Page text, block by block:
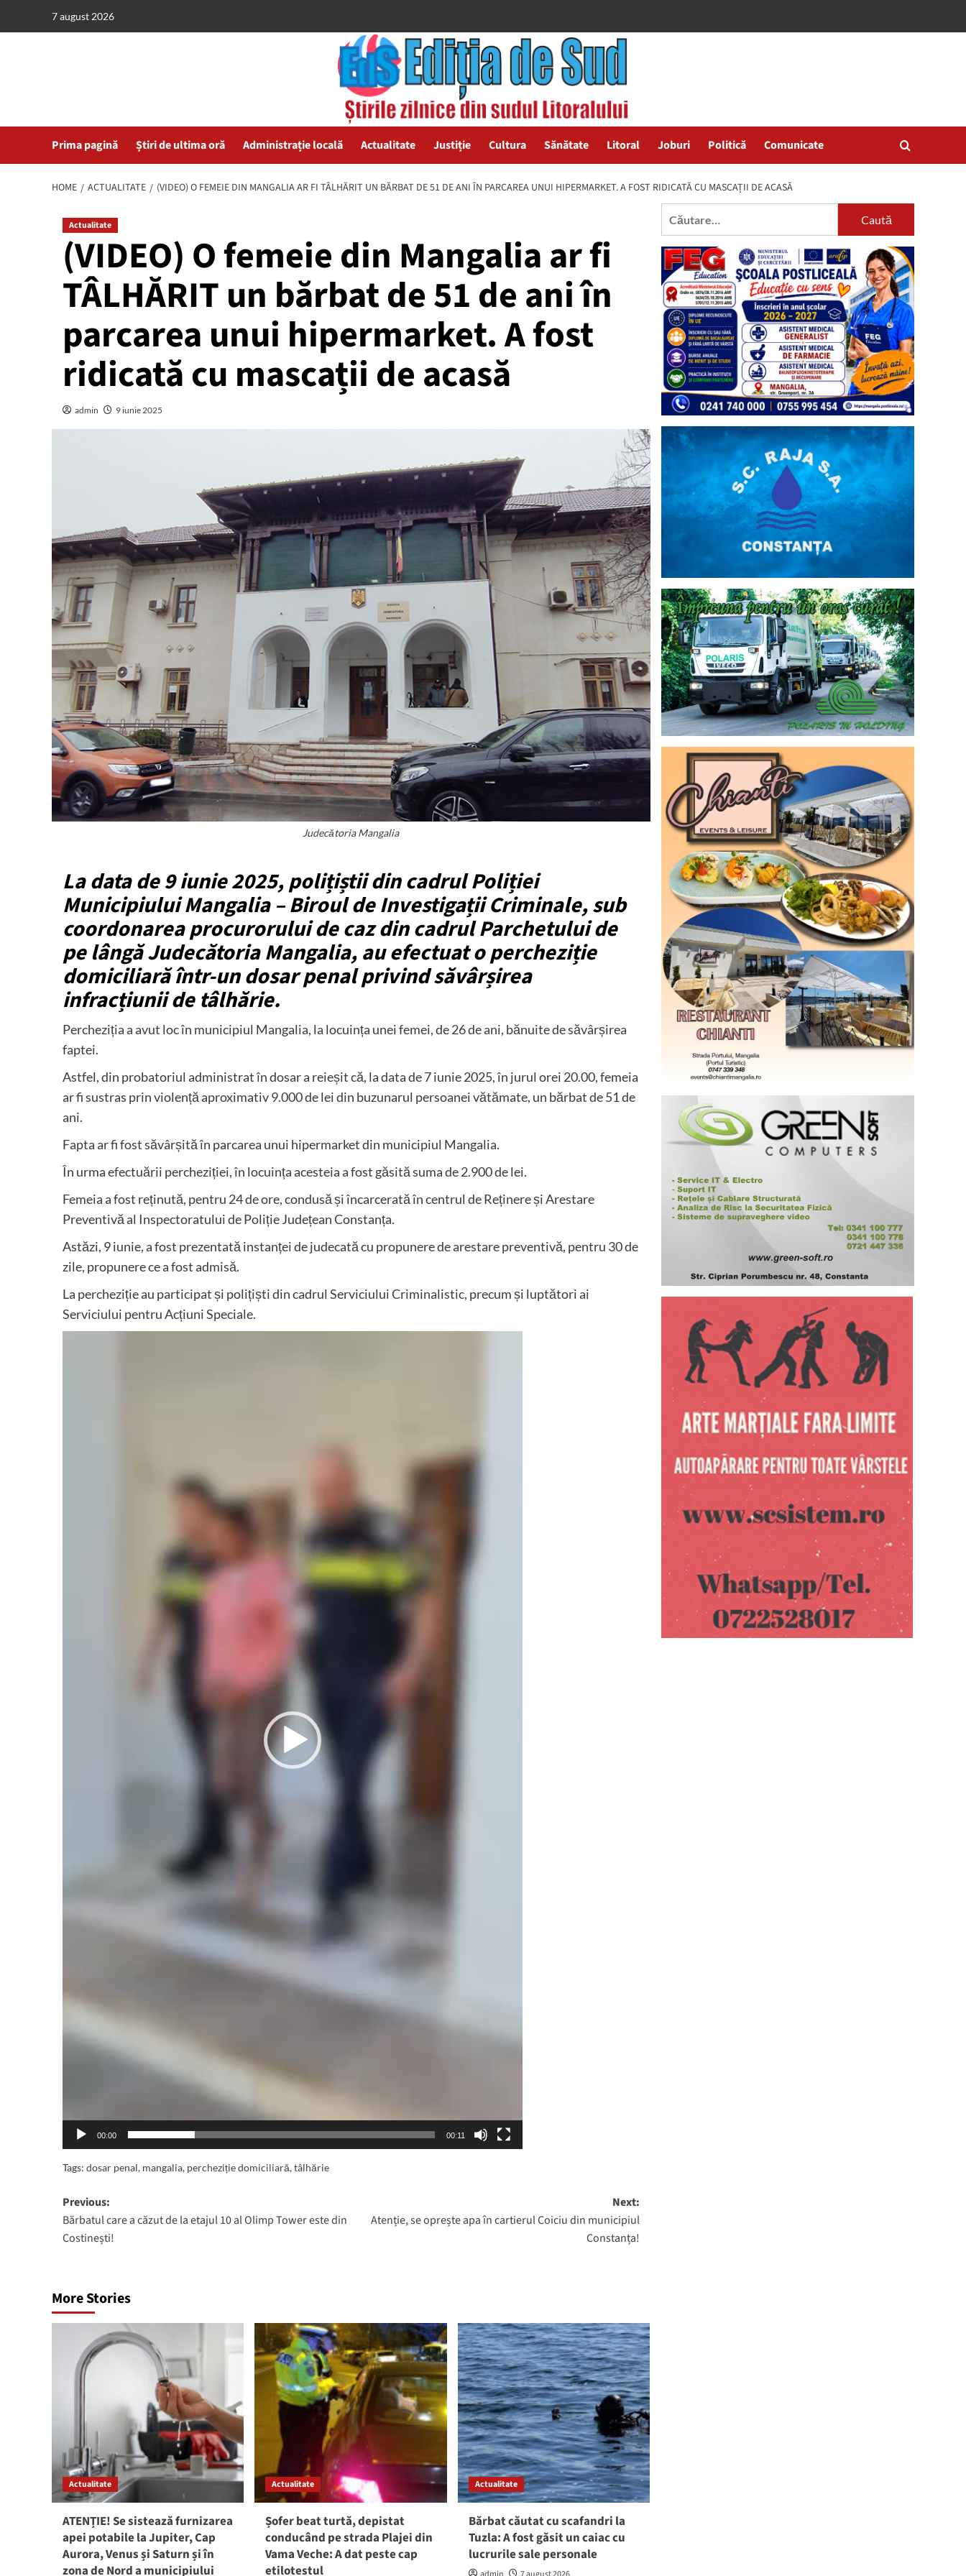
7 august 2026
Prima pagină Știri de ultima oră Administrație locală Actualitate Justiție Cultura Sănătate Litoral Joburi Politică Comunicate
HOME ACTUALITATE (VIDEO) O FEMEIE DIN MANGALIA AR FI TÂLHĂRIT UN BĂRBAT DE 51 DE ANI ÎN PARCAREA UNUI HIPERMARKET. A FOST RIDICATĂ CU MASCAȚII DE ACASĂ
Actualitate
(VIDEO) O femeie din Mangalia ar fi
TÂLHĂRIT un bărbat de 51 de ani în
parcarea unui hipermarket. A fost
ridicată cu mascații de acasă
admin 9 iunie 2025
Judecătoria Mangalia
La data de 9 iunie 2025, polițiștii din cadrul Poliției
Municipiului Mangalia – Biroul de Investigații Criminale, sub
coordonarea procurorului de caz din cadrul Parchetului de
pe lângă Judecătoria Mangalia, au efectuat o percheziție
domiciliară într-un dosar penal privind săvârșirea
infracțiunii de tâlhărie.
Percheziția a avut loc în municipiul Mangalia, la locuința unei femei, de 26 de ani, bănuite de săvârșirea
faptei.
Astfel, din probatoriul administrat în dosar a reieșit că, la data de 7 iunie 2025, în jurul orei 20.00, femeia
ar fi sustras prin violență aproximativ 9.000 de lei din buzunarul persoanei vătămate, un bărbat de 51 de
ani.
Fapta ar fi fost săvârșită în parcarea unui hipermarket din municipiul Mangalia.
În urma efectuării percheziției, în locuința acesteia a fost găsită suma de 2.900 de lei.
Femeia a fost reținută, pentru 24 de ore, condusă și încarcerată în centrul de Reținere și Arestare
Preventivă al Inspectoratului de Poliție Județean Constanța.
Astăzi, 9 iunie, a fost prezentată instanței de judecată cu propunere de arestare preventivă, pentru 30 de
zile, propunere ce a fost admisă.
La percheziție au participat și polițiști din cadrul Serviciului Criminalistic, precum și luptători ai
Serviciului pentru Acțiuni Speciale.
00:00 00:11
Tags: dosar penal, mangalia, percheziție domiciliară,tâlhărie
Post
navigation
Previous:
Bărbatul care a căzut de la etajul 10 al Olimp Tower este din
Costinești!
Next:
Atenție, se oprește apa în cartierul Coiciu din municipiul
Constanța!
More Stories
Actualitate
ATENȚIE! Se sistează furnizarea
apei potabile la Jupiter, Cap
Aurora, Venus și Saturn și în
zona de Nord a municipiului
Actualitate
Șofer beat turtă, depistat
conducând pe strada Plajei din
Vama Veche: A dat peste cap
etilotestul
Actualitate
Bărbat căutat cu scafandri la
Tuzla: A fost găsit un caiac cu
lucrurile sale personale
Caută